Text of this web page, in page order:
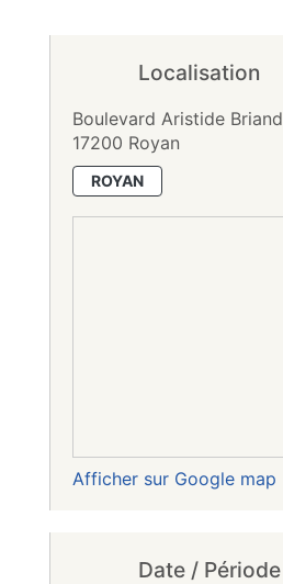
Localisation
Boulevard Aristide Briand
17200 Royan
ROYAN
Afficher sur Google map
Date / Période